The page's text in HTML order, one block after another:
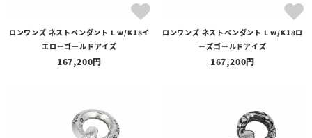
ロンワンズ ネストペンダント L w/K18イ
エローゴールドアイズ
167,200
ロンワンズ ネストペンダント L w/K18ロ
ーズゴールドアイズ
167,200